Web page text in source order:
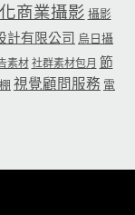
商業攝影 攝影
計有限公司 烏日攝
素材 社群素材包月 節
視覺顧問服務 電